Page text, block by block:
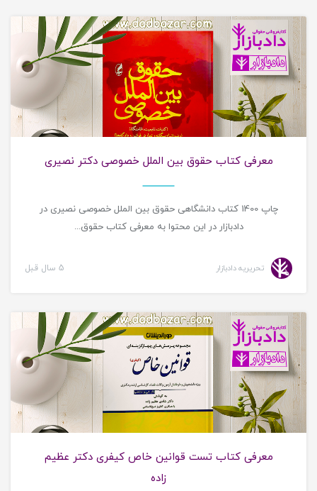
معرفی کتاب حقوق بین الملل خصوصی دکتر نصیری
چاپ 1400 کتاب دانشگاهی حقوق بین الملل خصوصی نصیری در
دادبازار در این محتوا به معرفی کتاب حقوق...
تحریریه دادبازار 5 سال قبل
معرفی کتاب تست قوانین خاص کیفری دکتر عظیم
زاده